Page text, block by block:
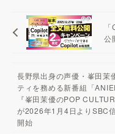
公
長野県出身の声優・峯田茉
ティを務める新番組「
『峯田茉優のPOP
が2026年1月4日よりSBC
開始